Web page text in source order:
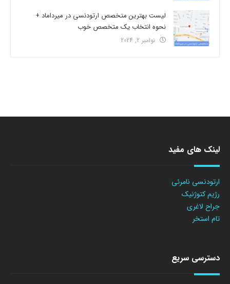
لیست بهترین متخصص ارتودنسی در میرداماد +
نحوه انتخاب یک متخصص خوب
نوامبر 2, 2024
لینک های مفید
ارتودنسی نامرئی
رژیم کتوژنیک
جراح لاغری
تام استخر
دسترسی سریع